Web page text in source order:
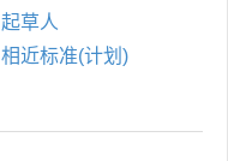
起草人
相近标准(计划)